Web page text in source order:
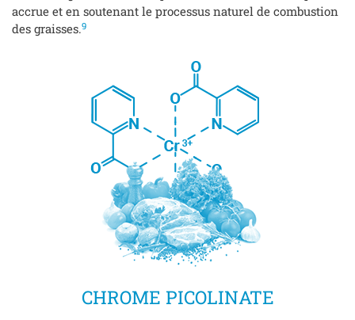
accrue et en soutenant le processus naturel de combustion
des graisses.9
CHROME PICOLINATE